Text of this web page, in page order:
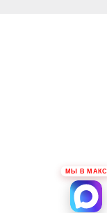
МЫ В МАКС